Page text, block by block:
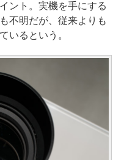
ント。実機を手にする
不明だが、従来よりも
いるという。